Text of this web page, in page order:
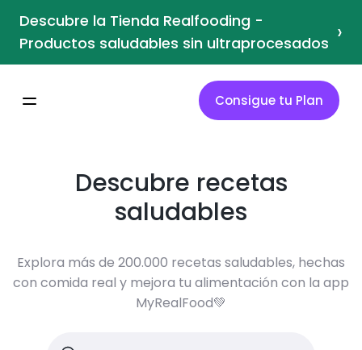
Descubre la Tienda Realfooding -
Productos saludables sin ultraprocesados ›
Consigue tu Plan
Descubre recetas
saludables
Explora más de 200.000 recetas saludables, hechas
con comida real y mejora tu alimentación con la app
MyRealFood💚